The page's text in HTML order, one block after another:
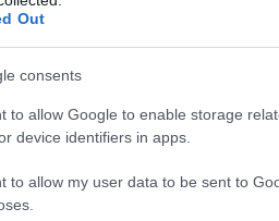
Out
consents
to allow Google to enable storage
device identifiers in apps.
to allow my user data to be sent to